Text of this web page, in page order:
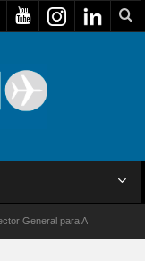
para América Latina